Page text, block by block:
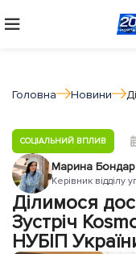
Головна Новини
СОЦІАЛЬНИЙ ВПЛИВ
Марина Бондар
Керівник відділу
Ділимося
Зустріч
НУБІП